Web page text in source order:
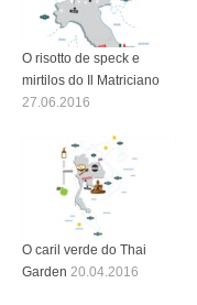
O risotto de speck e
mirtilos do Il Matriciano
27.06.2016
O caril verde do Thai
Garden 20.04.2016